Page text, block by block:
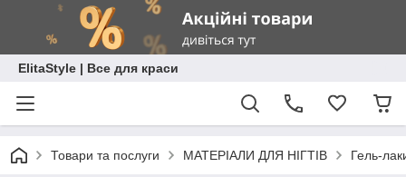
ElitaStyle | Все для краси
Товари та послуги МАТЕРІАЛИ ДЛЯ НІГТІВ Гель-